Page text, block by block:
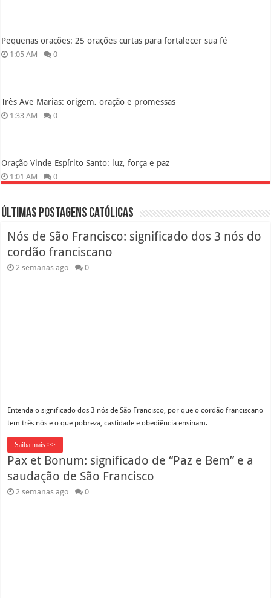
Pequenas orações: 25 orações curtas para fortalecer sua fé
1:05 AM 0
Três Ave Marias: origem, oração e promessas
1:33 AM 0
Oração Vinde Espírito Santo: luz, força e paz
1:01 AM 0
Últimas Postagens Católicas
Nós de São Francisco: significado dos 3 nós do
cordão franciscano
2 semanas ago 0
Entenda o significado dos 3 nós de São Francisco, por que o cordão franciscano
tem três nós e o que pobreza, castidade e obediência ensinam.
Saiba mais >>
Pax et Bonum: significado de “Paz e Bem” e a
saudação de São Francisco
2 semanas ago 0